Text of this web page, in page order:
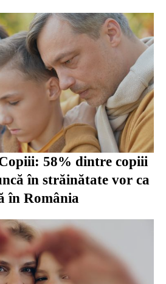
58% dintre copiii
în străinătate vor ca
în România